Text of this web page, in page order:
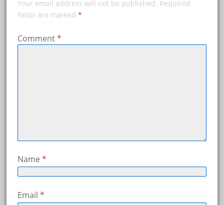
Your email address will not be published. Required
fields are marked *
Comment*
Name *
Email *